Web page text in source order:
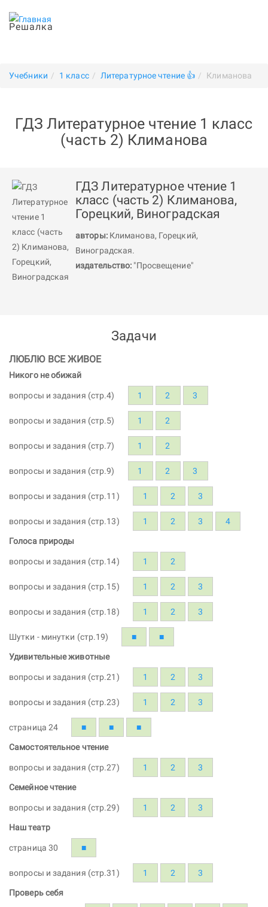
Решалка
Учебники 1 класс Литературное чтение 👍 Климанова
ГДЗ Литературное чтение 1 класс
(часть 2) Климанова
ГДЗ Литературное чтение 1
класс (часть 2) Климанова,
Горецкий, Виноградская
авторы: Климанова, Горецкий,
Виноградская.
издательство: "Просвещение"
Задачи
ЛЮБЛЮ ВСЕ ЖИВОЕ
Никого не обижай
вопросы и задания (стр.4) 1 2 3
вопросы и задания (стр.5) 1 2
вопросы и задания (стр.7) 1 2
вопросы и задания (стр.9) 1 2 3
вопросы и задания (стр.11) 1 2 3
вопросы и задания (стр.13) 1 2 3 4
Голоса природы
вопросы и задания (стр.14) 1 2
вопросы и задания (стр.15) 1 2 3
вопросы и задания (стр.18) 1 2 3
Шутки - минутки (стр.19) ■ ■
Удивительные животные
вопросы и задания (стр.21) 1 2 3
вопросы и задания (стр.23) 1 2 3
страница 24 ■ ■ ■
Самостоятельное чтение
вопросы и задания (стр.27) 1 2 3
Семейное чтение
вопросы и задания (стр.29) 1 2 3
Наш театр
страница 30 ■
вопросы и задания (стр.31) 1 2 3
Проверь себя